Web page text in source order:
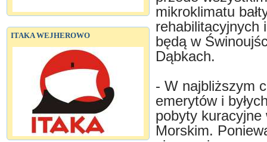
ITAKA WEJHEROWO
mikroklimatu
rehabilitacyjnych
będą w
Dąbkach.
- W najbliższym
emerytów i
pobyty
Morskim.